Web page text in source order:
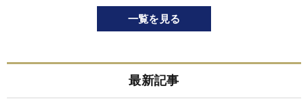
一覧を見る
最新記事